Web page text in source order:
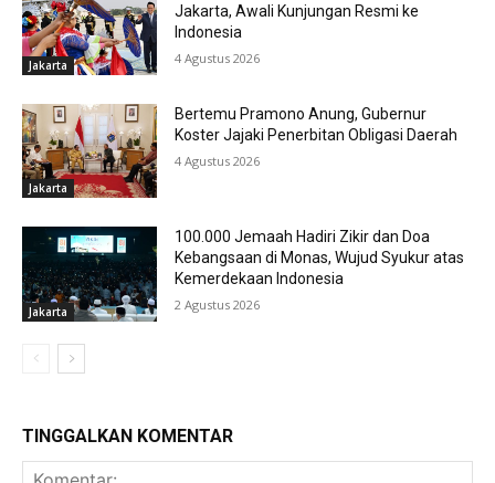
Jakarta
Jakarta, Awali Kunjungan Resmi ke
Indonesia
4 Agustus 2026
Jakarta
Bertemu Pramono Anung, Gubernur
Koster Jajaki Penerbitan Obligasi Daerah
4 Agustus 2026
Jakarta
100.000 Jemaah Hadiri Zikir dan Doa
Kebangsaan di Monas, Wujud Syukur atas
Kemerdekaan Indonesia
2 Agustus 2026
TINGGALKAN KOMENTAR